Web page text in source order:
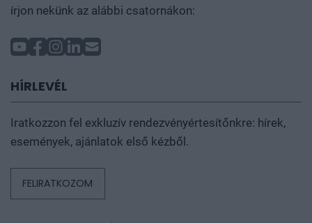
írjon nekünk az alábbi csatornákon:
HÍRLEVÉL
Iratkozzon fel exkluzív rendezvényértesítőnkre: hírek,
események, ajánlatok első kézből.
FELIRATKOZOM